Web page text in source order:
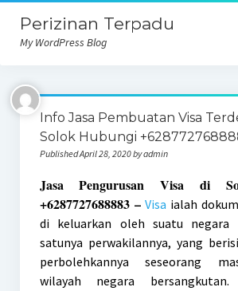
Perizinan Terpadu
My WordPress Blog
Info Jasa Pembuatan Visa
Solok Hubungi
Published April 28, 2020 by admin
Jasa Pengurusan Visa di
+6287727688883 –Visa ialah
di keluarkan oleh suatu negara
satunya perwakilannya, yang
perbolehkannya seseorang
wilayah negara